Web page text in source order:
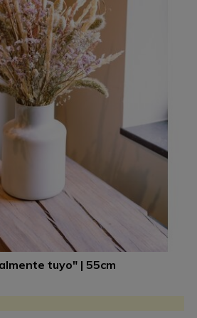
tuyo" | 55cm